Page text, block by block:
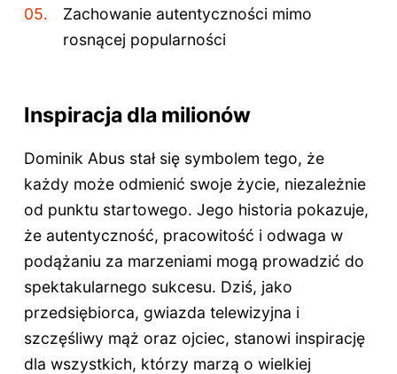
Zachowanie autentyczności mimo
rosnącej popularności
Inspiracja dla milionów
Dominik Abus stał się symbolem tego, że
każdy może odmienić swoje życie, niezależnie
od punktu startowego. Jego historia pokazuje,
że autentyczność, pracowitość i odwaga w
podążaniu za marzeniami mogą prowadzić do
spektakularnego sukcesu. Dziś, jako
przedsiębiorca, gwiazda telewizyjna i
szczęśliwy mąż oraz ojciec, stanowi inspirację
dla wszystkich, którzy marzą o wielkiej